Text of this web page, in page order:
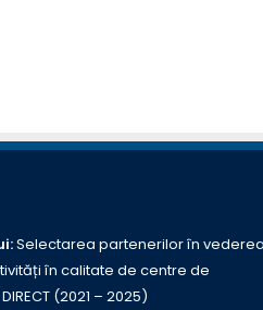
Selectarea partenerilor în
în calitate de centre de
(2021 – 2025)